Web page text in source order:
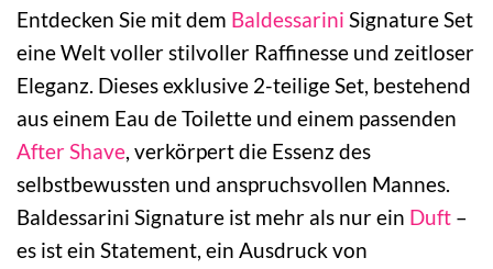
Entdecken Sie mit dem Baldessarini Signature Set
eine Welt voller stilvoller Raffinesse und zeitloser
Eleganz. Dieses exklusive 2-teilige Set, bestehend
aus einem Eau de Toilette und einem passenden
After Shave, verkörpert die Essenz des
selbstbewussten und anspruchsvollen Mannes.
Baldessarini Signature ist mehr als nur ein Duft –
es ist ein Statement, ein Ausdruck von